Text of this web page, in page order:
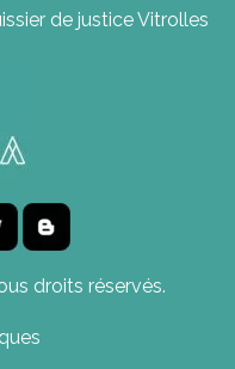
de justice Vitrolles
droits réservés.